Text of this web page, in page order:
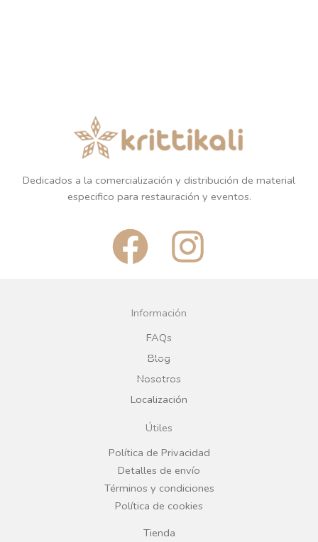
Dedicados a la comercialización y distribución de material
especifico para restauración y eventos.
F
a
c
e
b
o
o
k
I
n
g
r
a
Información
FAQs
Blog
Nosotros
Localización
Útiles
Política de Privacidad
Detalles de envío
Términos y condiciones
Política de cookies
Tienda